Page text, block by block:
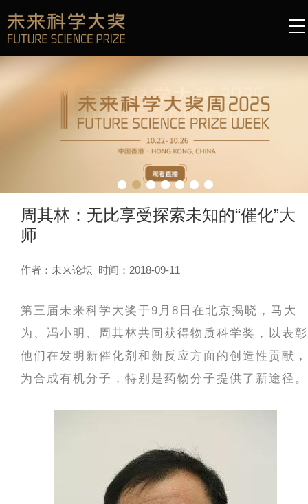
周其林：无比享受探索未知的“催化”大
师
作者：未来论坛 时间：2018-09-11
第三届未来科学大奖于9月8日在北京揭晓，马大
为、冯小明、周其林共同获得物质科学奖，以表彰
他们在发明新催化剂和新反应方面的创造性贡献，
为合成有机分子，特别是药物分子提供了新途径。